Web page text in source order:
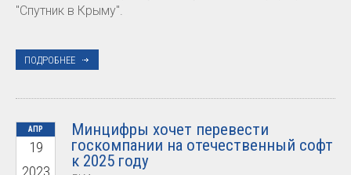
"Спутник в Крыму".
ПОДРОБНЕЕ
АПР
19
Минцифры хочет перевести
госкомпании на отечественный софт
к 2025 году